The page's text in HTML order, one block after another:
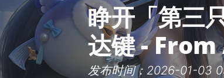
睁开「第三
达键 - From
发布时间：2026-01-03